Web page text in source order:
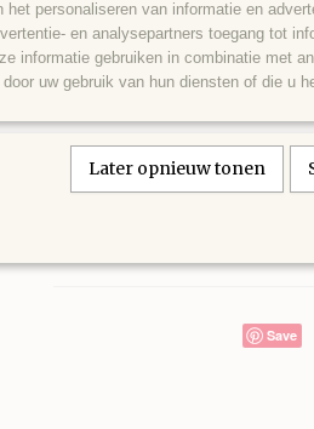
Ingredienten
Suiker,
(7%),
concentraat),
zout,
VOEDINGSWAARDE
per 100g:
vetzuren 0,0g;
Zout 0,83g.
Save
het personaliseren van informatie en
en analysepartners toegang tot
informatie gebruiken in combinatie met
uw gebruik van hun diensten of die u
Later opnieuw tonen